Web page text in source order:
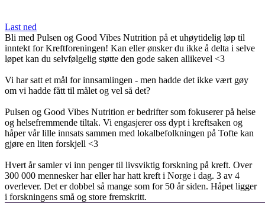
Last ned
Bli med Pulsen og Good Vibes Nutrition på et uhøytidelig løp til
inntekt for Kreftforeningen! Kan eller ønsker du ikke å delta i selve
løpet kan du selvfølgelig støtte den gode saken allikevel <3
Vi har satt et mål for innsamlingen - men hadde det ikke vært gøy
om vi hadde fått til målet og vel så det?
Pulsen og Good Vibes Nutrition er bedrifter som fokuserer på helse
og helsefremmende tiltak. Vi engasjerer oss dypt i kreftsaken og
håper vår lille innsats sammen med lokalbefolkningen på Tofte kan
gjøre en liten forskjell <3
Hvert år samler vi inn penger til livsviktig forskning på kreft. Over
300 000 mennesker har eller har hatt kreft i Norge i dag. 3 av 4
overlever. Det er dobbel så mange som for 50 år siden. Håpet ligger
i forskningens små og store fremskritt.